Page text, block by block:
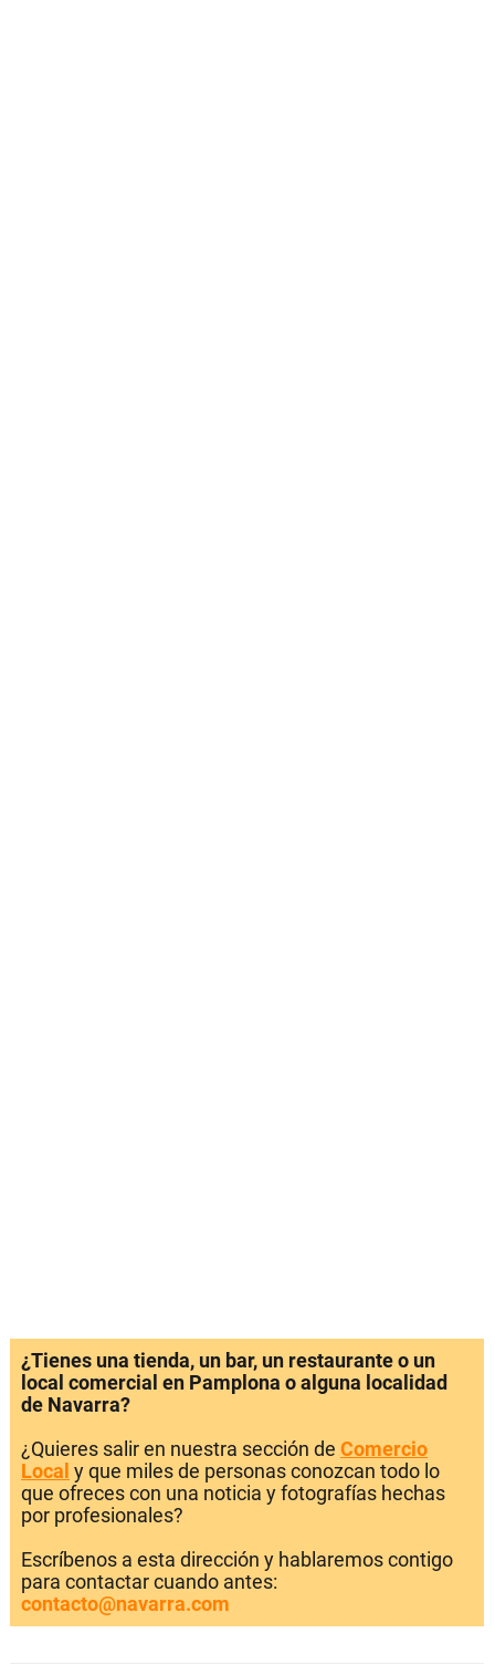
¿Tienes una tienda, un bar, un restaurante o un
local comercial en Pamplona o alguna localidad
de Navarra?
¿Quieres salir en nuestra sección de Comercio
Local y que miles de personas conozcan todo lo
que ofreces con una noticia y fotografías hechas
por profesionales?
Escríbenos a esta dirección y hablaremos contigo
para contactar cuando antes:
contacto@navarra.com